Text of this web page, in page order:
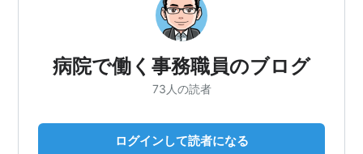
病院で働く事務職員のブログ
73人の読者
ログインして読者になる